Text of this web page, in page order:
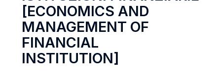
[ECONOMICS AND
MANAGEMENT OF
FINANCIAL
INSTITUTION]